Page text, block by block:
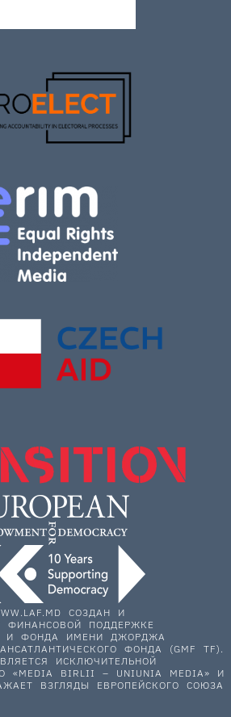
СОЗДАН И
ФИНАНСОВОЙ ПОДДЕРЖКЕ
И ФОНДА ИМЕНИ ДЖОРДЖА
ФОНДА (GMF TF).
ИСКЛЮЧИТЕЛЬНОЙ
«MEDIA BIRLII – UNIUNIA MEDIA» И
ВЗГЛЯДЫ ЕВРОПЕЙСКОГО СОЮЗА